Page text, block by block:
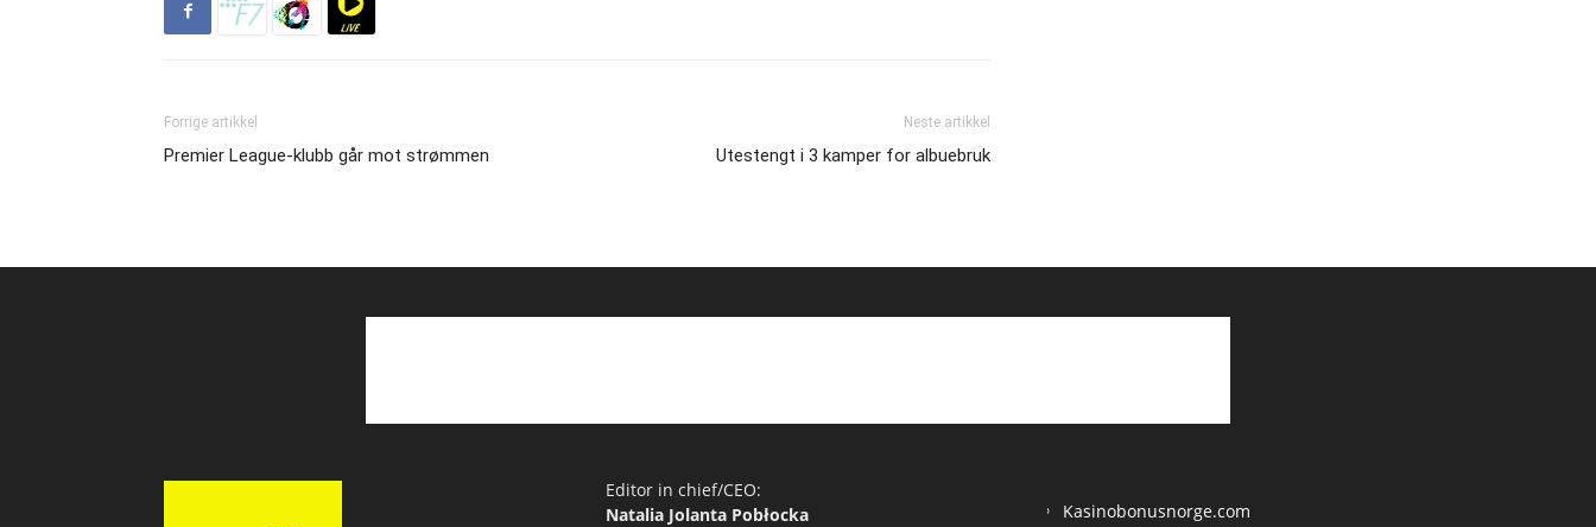
Forrige artikkel
Premier League-klubb går mot strømmen
Neste artikkel
Utestengt i 3 kamper for albuebruk
Editor in chief/CEO:
Natalia Jolanta Pobłocka
Kasinobonusnorge.com